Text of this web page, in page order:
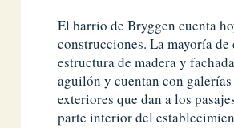
El barrio de Bryggen cuenta
construcciones. La mayoría de
estructura de madera y
aguilón y cuentan con galerías
exteriores que dan a los
parte interior del